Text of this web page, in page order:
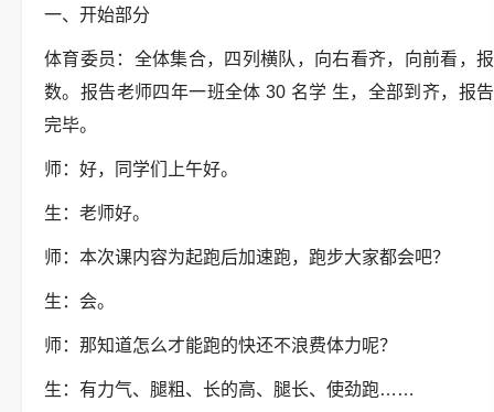
一、开始部分
体育委员：全体集合，四列横队，向右看齐，向前看，报
数。报告老师四年一班全体 30 名学 生，全部到齐，报告
完毕。
师：好，同学们上午好。
生：老师好。
师：本次课内容为起跑后加速跑，跑步大家都会吧？
生：会。
师：那知道怎么才能跑的快还不浪费体力呢？
生：有力气、腿粗、长的高、腿长、使劲跑……